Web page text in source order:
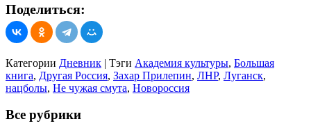
Поделиться:
Категории Дневник | Тэги Академия культуры, Большая
книга, Другая Россия, Захар Прилепин, ЛНР, Луганск,
нацболы, Не чужая смута, Новороссия
Все рубрики